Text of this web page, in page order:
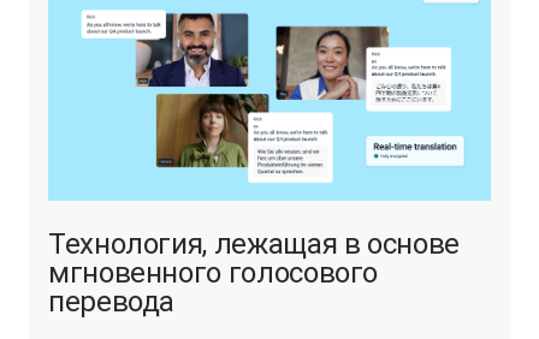
Технология, лежащая в основе
мгновенного голосового
перевода